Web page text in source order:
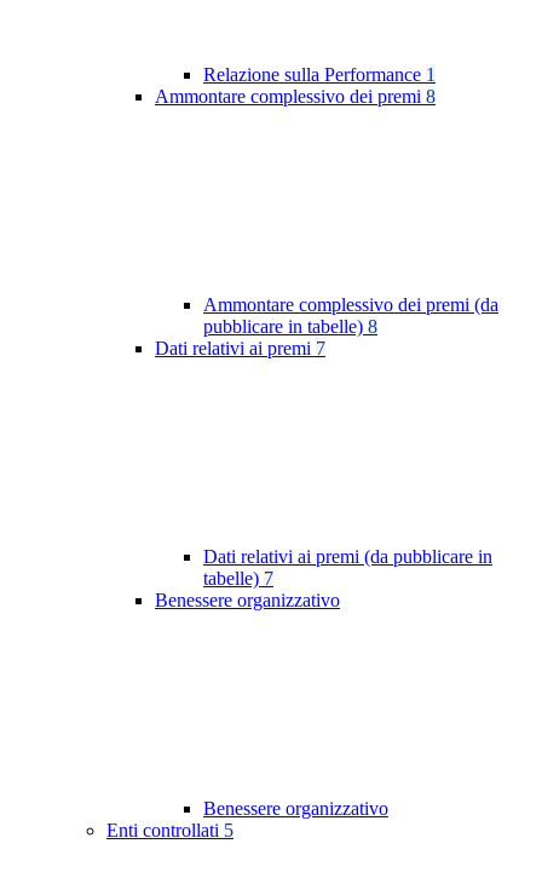
Relazione sulla Performance 1
Ammontare complessivo dei premi 8
Ammontare complessivo dei premi (da
pubblicare in tabelle) 8
Dati relativi ai premi 7
Dati relativi ai premi (da pubblicare in
tabelle) 7
Benessere organizzativo
Benessere organizzativo
Enti controllati 5